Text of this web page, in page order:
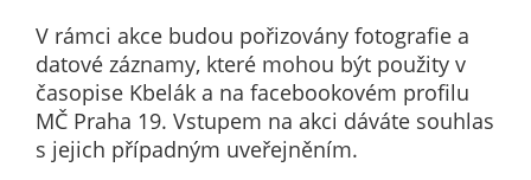
V rámci akce budou pořizovány fotografie a
datové záznamy, které mohou být použity v
časopise Kbelák a na facebookovém profilu
MČ Praha 19. Vstupem na akci dáváte souhlas
s jejich případným uveřejněním.
měření
výkonu
našeho webu
a našich
reklamních
kampaní.